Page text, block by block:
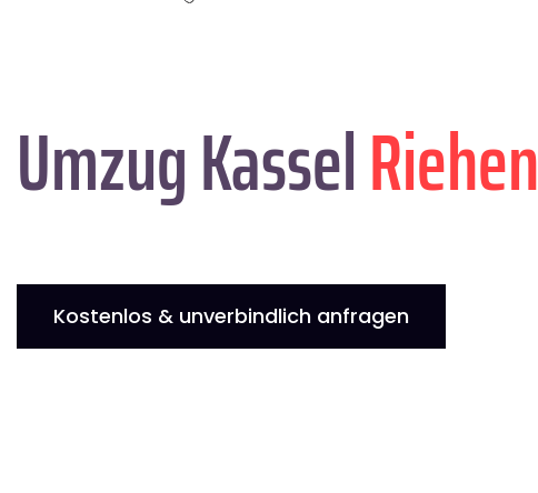
Umzug KasselRiehen
Kostenlos & unverbindlich anfragen